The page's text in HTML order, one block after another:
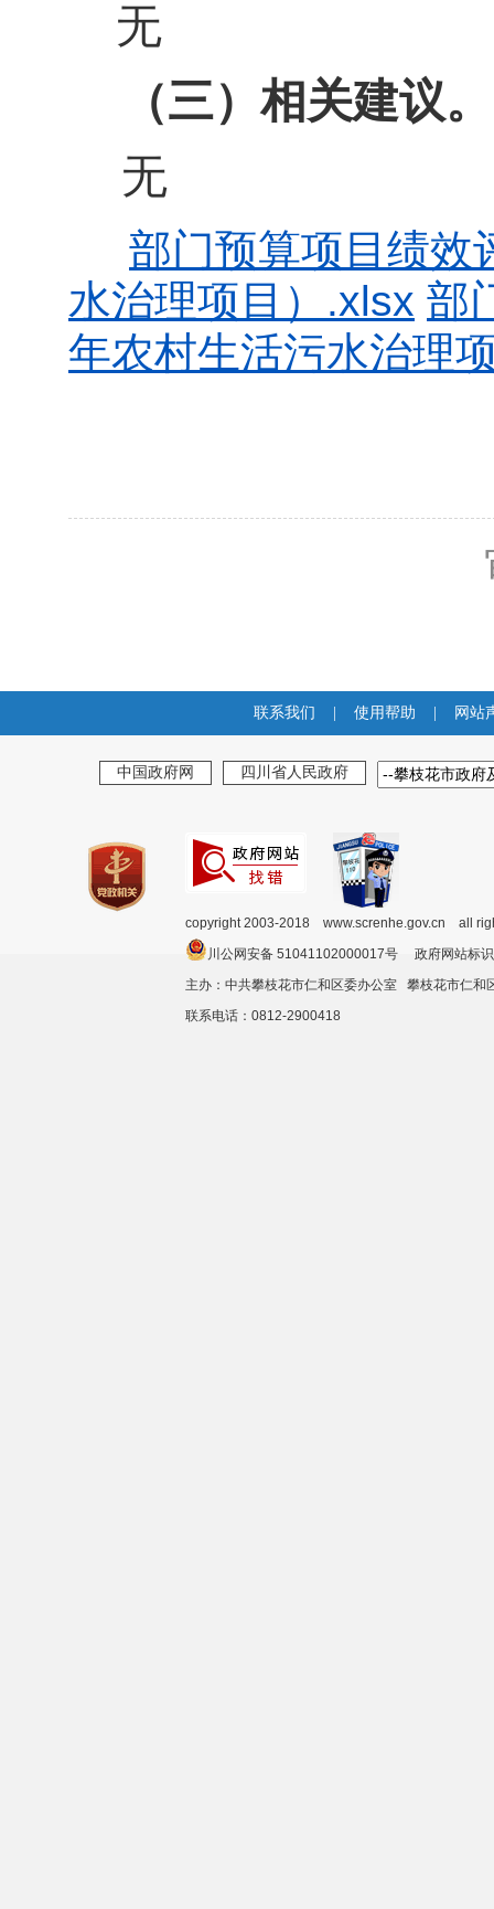
无
（三）相关建议。
无
部门预算项目绩效
水治理项目）.xlsx 部
年农村生活污水治理
联系我们 使用帮助 网站
中国政府网 四川省人民政府
copyright 2003-2018 www.screnhe.gov.cn all
川公网安备 51041102000017号 政府网站
主办：中共攀枝花市仁和区委办公室 攀枝花市仁
联系电话：0812-2900418